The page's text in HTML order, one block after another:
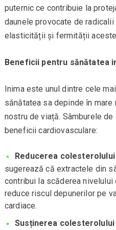
puternic ce contribuie la
daunele provocate de
elasticității și fermității
Beneficii pentru sănătatea
Inima este unul dintre cele
sănătatea sa depinde în
nostru de viață. Sâmburele
beneficii cardiovasculare:
Reducerea colesterolului
sugerează că extractele din
contribui la scăderea
reduce riscul depunerilor pe
cardiace.
Susținerea colesterolului